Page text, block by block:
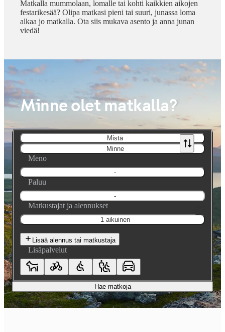
Matkalla mummolaan, lomalle tai kohti kaikkien aikojen
festarikesää? Olipa matkasi pieni tai suuri, junassa loma
alkaa jo matkalla. Ota siis mukava asento ja anna junan
viedä!
Minne olet matkalla?
Mistä
Minne
Meno
-
Paluu
-
Matkustajat ja alennukset
1 aikuinen
Lisää alennus tai matkustaja
Lisäpalvelut
Hae matkoja